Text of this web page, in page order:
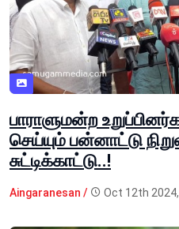
பாராளுமன்ற
செய்யும் பன்னாட்டு
சுட்டிக்காட்டு..!
Aingaranesan / Oct 12th